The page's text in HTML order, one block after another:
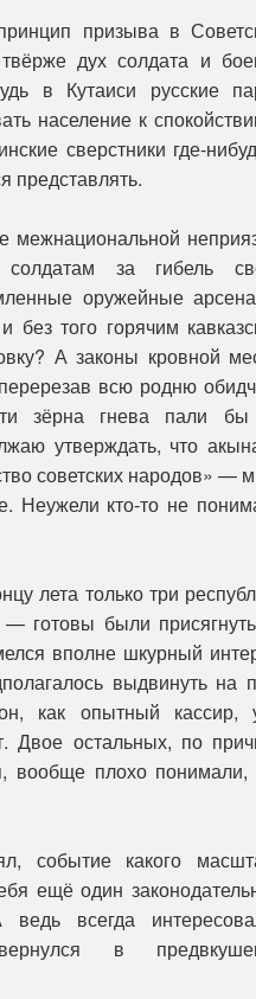
призыва в
дух солдата и
в Кутаиси русские
население к
сверстники где-
представлять.
межнациональной
за гибель
оружейные
без того горячим
А законы кровной
всю родню
зёрна гнева пали
утверждать, что
советских народов» —
Неужели кто-то не
лета только три
готовы были
вполне шкурный
выдвинуть на
как опытный кассир,
Двое остальных, по
вообще плохо понимали,
событие какого
ещё один
всегда
в